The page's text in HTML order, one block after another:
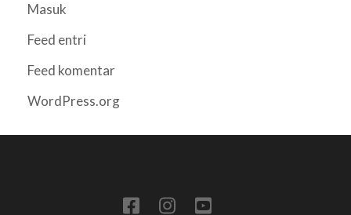
Masuk
Feed entri
Feed komentar
WordPress.org